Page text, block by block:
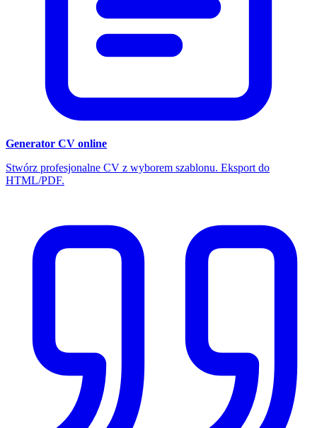
Generator CV online
Stwórz profesjonalne CV z wyborem szablonu. Eksport do
HTML/PDF.